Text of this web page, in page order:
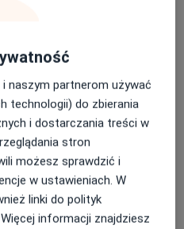
Umów wizytę
naszym partnerom używać
technologii) do zbierania
i dostarczania treści w
stron
możesz sprawdzić i
w ustawieniach. W
linki do polityk
informacji znajdziesz